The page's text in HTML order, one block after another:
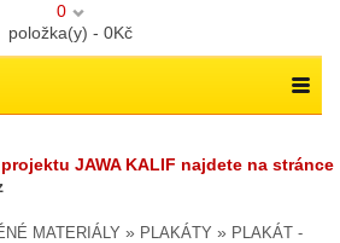
0
položka(y) - 0Kč
JAWA KALIF najdete na stránce
MATERIÁLY » PLAKÁTY » PLAKÁT -